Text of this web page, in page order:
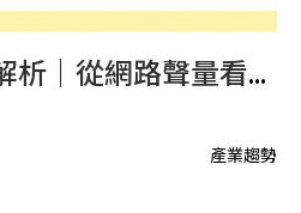
電動車充電焦慮解析｜從網路聲量看消費者痛點與品牌競爭機會
產業趨勢